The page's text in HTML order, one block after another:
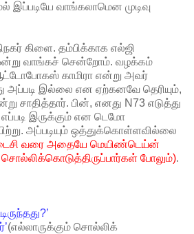
இப்படியே வாங்கலாமென முடிவு
கிளை. தம்பிக்காக எல்ஜி
வாங்கச் சென்றோம். வழக்கம்
காமிரா என்று அவர்
இல்லை என ஏற்கனவே தெரியும்,
பின், எனது N73 எடுத்து
இருக்கும் என டெமோ
அப்படியும் ஒத்துக்கொள்ளவில்லை
வரை அதையே மெயிண்டெய்ன்
போலும்).
(எல்லாருக்கும் சொல்லிக்